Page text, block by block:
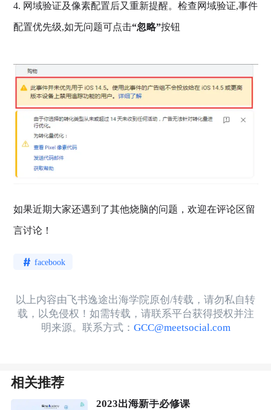
4. 网域验证及像素配置后又重新提醒。检查网域验证,事件
配置优先级,如无问题可点击“忽略”按钮
如果近期大家还遇到了其他烧脑的问题，欢迎在评论区留
言讨论！
facebook
以上内容由飞书逸途出海学院原创/转载，请勿私自转
载，以免侵权！如需转载，请联系平台获得授权并注
明来源。联系方式： GCC@meetsocial.com
相关推荐
2023出海新手必修课